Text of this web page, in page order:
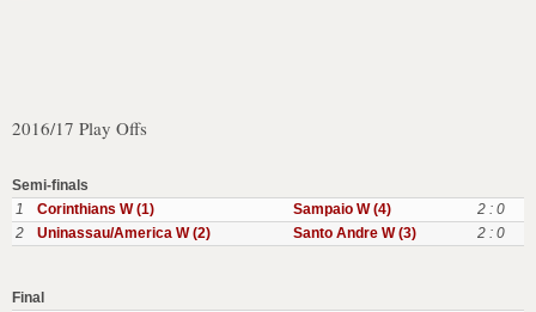
2016/17 Play Offs
Semi-finals
1
Corinthians W (1) Sampaio W (4)
2 : 0
2
Uninassau/America W (2) Santo Andre W (3) 2 : 0
Final